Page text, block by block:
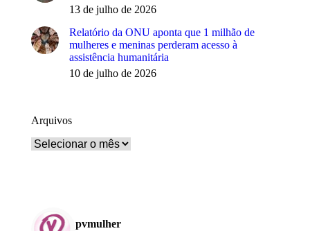
13 de julho de 2026
Relatório da ONU aponta que 1 milhão de
mulheres e meninas perderam acesso à
assistência humanitária
10 de julho de 2026
Arquivos
Arquivos
pvmulher